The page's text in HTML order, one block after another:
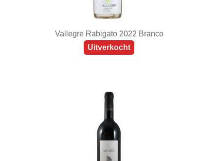
Vallegre Rabigato 2022 Branco
Uitverkocht